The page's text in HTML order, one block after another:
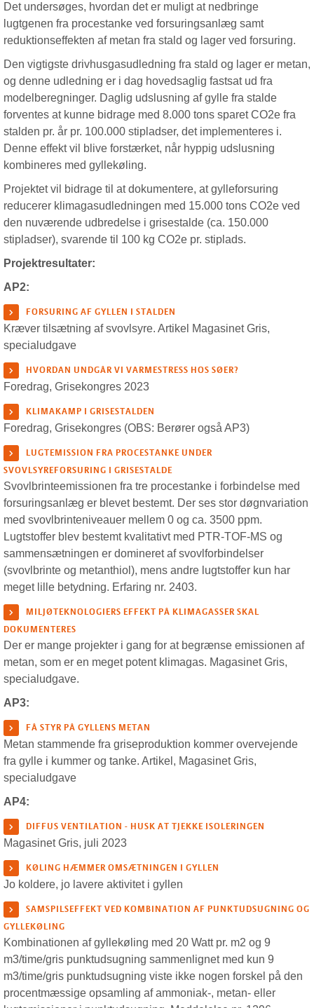
Det undersøges, hvordan det er muligt at nedbringe
lugtgenen fra procestanke ved forsuringsanlæg samt
reduktionseffekten af metan fra stald og lager ved forsuring.
Den vigtigste drivhusgasudledning fra stald og lager er metan,
og denne udledning er i dag hovedsaglig fastsat ud fra
modelberegninger. Daglig udslusning af gylle fra stalde
forventes at kunne bidrage med 8.000 tons sparet CO2e fra
stalden pr. år pr. 100.000 stipladser, det implementeres i.
Denne effekt vil blive forstærket, når hyppig udslusning
kombineres med gyllekøling.
Projektet vil bidrage til at dokumentere, at gylleforsuring
reducerer klimagasudledningen med 15.000 tons CO2e ved
den nuværende udbredelse i grisestalde (ca. 150.000
stipladser), svarende til 100 kg CO2e pr. stiplads.
Projektresultater:
AP2:
FORSURING AF GYLLEN I STALDEN
Kræver tilsætning af svovlsyre. Artikel Magasinet Gris,
specialudgave
HVORDAN UNDGÅR VI VARMESTRESS HOS SØER?
Foredrag, Grisekongres 2023
KLIMAKAMP I GRISESTALDEN
Foredrag, Grisekongres (OBS: Berører også AP3)
LUGTEMISSION FRA PROCESTANKE UNDER
SVOVLSYREFORSURING I GRISESTALDE
Svovlbrinteemissionen fra tre procestanke i forbindelse med
forsuringsanlæg er blevet bestemt. Der ses stor døgnvariation
med svovlbrinteniveauer mellem 0 og ca. 3500 ppm.
Lugtstoffer blev bestemt kvalitativt med PTR-TOF-MS og
sammensætningen er domineret af svovlforbindelser
(svovlbrinte og metanthiol), mens andre lugtstoffer kun har
meget lille betydning. Erfaring nr. 2403.
MILJØTEKNOLOGIERS EFFEKT PÅ KLIMAGASSER SKAL
DOKUMENTERES
Der er mange projekter i gang for at begrænse emissionen af
metan, som er en meget potent klimagas. Magasinet Gris,
specialudgave.
AP3:
FÅ STYR PÅ GYLLENS METAN
Metan stammende fra griseproduktion kommer overvejende
fra gylle i kummer og tanke. Artikel, Magasinet Gris,
specialudgave
AP4:
DIFFUS VENTILATION - HUSK AT TJEKKE ISOLERINGEN
Magasinet Gris, juli 2023
KØLING HÆMMER OMSÆTNINGEN I GYLLEN
Jo koldere, jo lavere aktivitet i gyllen
SAMSPILSEFFEKT VED KOMBINATION AF PUNKTUDSUGNING OG
GYLLEKØLING
Kombinationen af gyllekøling med 20 Watt pr. m2 og 9
m3/time/gris punktudsugning sammenlignet med kun 9
m3/time/gris punktudsugning viste ikke nogen forskel på den
procentmæssige opsamling af ammoniak-, metan- eller